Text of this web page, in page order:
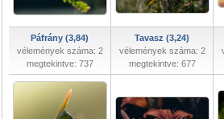
Páfrány (3,84)
vélemények száma: 2
megtekintve: 737
Tavasz (3,24)
vélemények száma: 2
megtekintve: 677